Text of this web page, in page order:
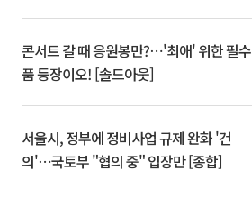
콘서트 갈 때 응원봉만?⋯'최애' 위한 필수
품 등장이오! [솔드아웃]
서울시, 정부에 정비사업 규제 완화 '건
의'⋯국토부 "협의 중" 입장만 [종합]